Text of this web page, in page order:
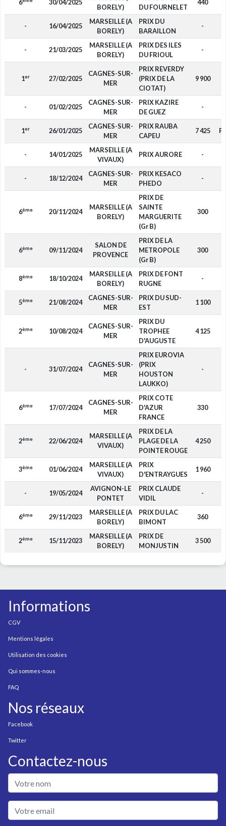
6 30/04/2025
BORELY)
DU FOURNELET
440
- 16/04/2025
MARSEILLE (A
BORELY)
PRIX DU
BARAILLON
-
- 21/03/2025
MARSEILLE (A
BORELY)
PRIX DES ILES
DU FRIOUL
-
1er 27/02/2025
CAGNES-SUR-
MER
PRIX REVERDY
(PRIX DE LA
CIOTAT)
9 900
- 01/02/2025
CAGNES-SUR-
MER
PRIX KAZIRE
DE GUEZ
-
1er 26/01/2025
CAGNES-SUR-
MER
PRIX RAUBA
CAPEU
7 425
- 14/01/2025
MARSEILLE (A
VIVAUX)
PRIX AURORE -
- 18/12/2024
CAGNES-SUR-
MER
PRIX KESACO
PHEDO
-
6ème 20/11/2024
MARSEILLE (A
BORELY)
PRIX DE
SAINTE
MARGUERITE
(Gr B)
300
6ème 09/11/2024
SALON DE
PROVENCE
PRIX DE LA
METROPOLE
(Gr B)
300
8ème 18/10/2024
MARSEILLE (A
BORELY)
PRIX DE FONT
RUGNE
-
5ème 21/08/2024
CAGNES-SUR-
MER
PRIX DU SUD-
EST
1 100
2ème 10/08/2024
CAGNES-SUR-
MER
PRIX DU
TROPHEE
D'AUGUSTE
4 125
- 31/07/2024
CAGNES-SUR-
MER
PRIX EUROVIA
(PRIX
HOUSTON
LAUKKO)
-
6ème 17/07/2024
CAGNES-SUR-
MER
PRIX COTE
D'AZUR
FRANCE
330
2ème 22/06/2024
MARSEILLE (A
VIVAUX)
PRIX DE LA
PLAGE DE LA
POINTE ROUGE
4 250
3ème 01/06/2024
MARSEILLE (A
VIVAUX)
PRIX
D'ENTRAYGUES
1 960
- 19/05/2024
AVIGNON-LE
PONTET
PRIX CLAUDE
VIDIL
-
6ème 29/11/2023
MARSEILLE (A
BORELY)
PRIX DU LAC
BIMONT
360
2ème 15/11/2023
MARSEILLE (A
BORELY)
PRIX DE
MONJUSTIN
3 500
Informations
CGV
Mentions légales
Utilisation des cookies
Qui sommes-nous
FAQ
Nos réseaux
Facebook
Twitter
Contactez-nous